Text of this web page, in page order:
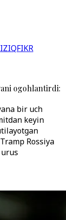
FIKR
ogohlantirdi:
bir uch
keyin
Rossiya